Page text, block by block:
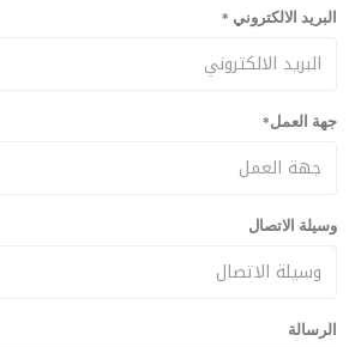
البريد الالكتروني *
جهة العمل*
وسيلة الاتصال
الرسالة